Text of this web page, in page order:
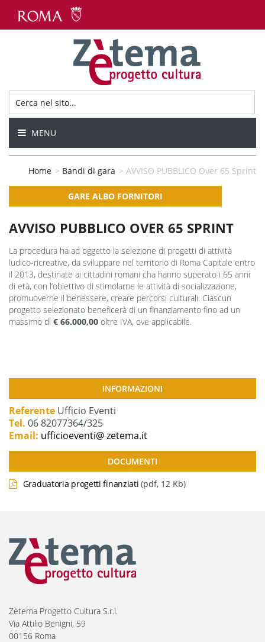
MENU
Home > Bandi di gara > AVVISO PUBBLICO Over 65 Sprint
GARE ALBO FORNITORI
AVVISO PUBBLICO OVER 65 SPRINT
La procedura ha ad oggetto la selezione di progetti di attività
ludico-ricreative, da sviluppare nel territorio di Roma Capitale entro
il 2013, destinate ai cittadini romani cha hanno superato i 65 anni
di età, con l’obiettivo di stimolarne le attività di socializzazione,
promuoverne il benessere, creare percorsi culturali. Ciascun
progetto selezionato beneficerà di un finanziamento fino ad un
massimo di € 66.000,00 oltre IVA, ove applicabile.
INFORMAZIONI
Referente Ufficio Eventi
Tel. 06 82077364/325
Email: ufficioeventi@ zetema.it
DOCUMENTI
Graduatoria progetti finanziati (pdf, 12 Kb)
Zètema Progetto Cultura S.r.l.
Via Attilio Benigni, 59
00156 Roma